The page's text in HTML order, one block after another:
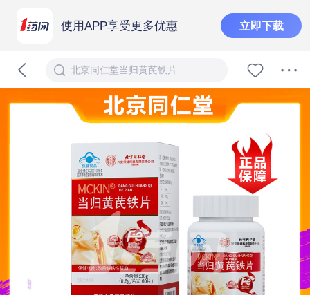
使用APP享受更多优惠 立即下载
北京同仁堂当归黄芪铁片